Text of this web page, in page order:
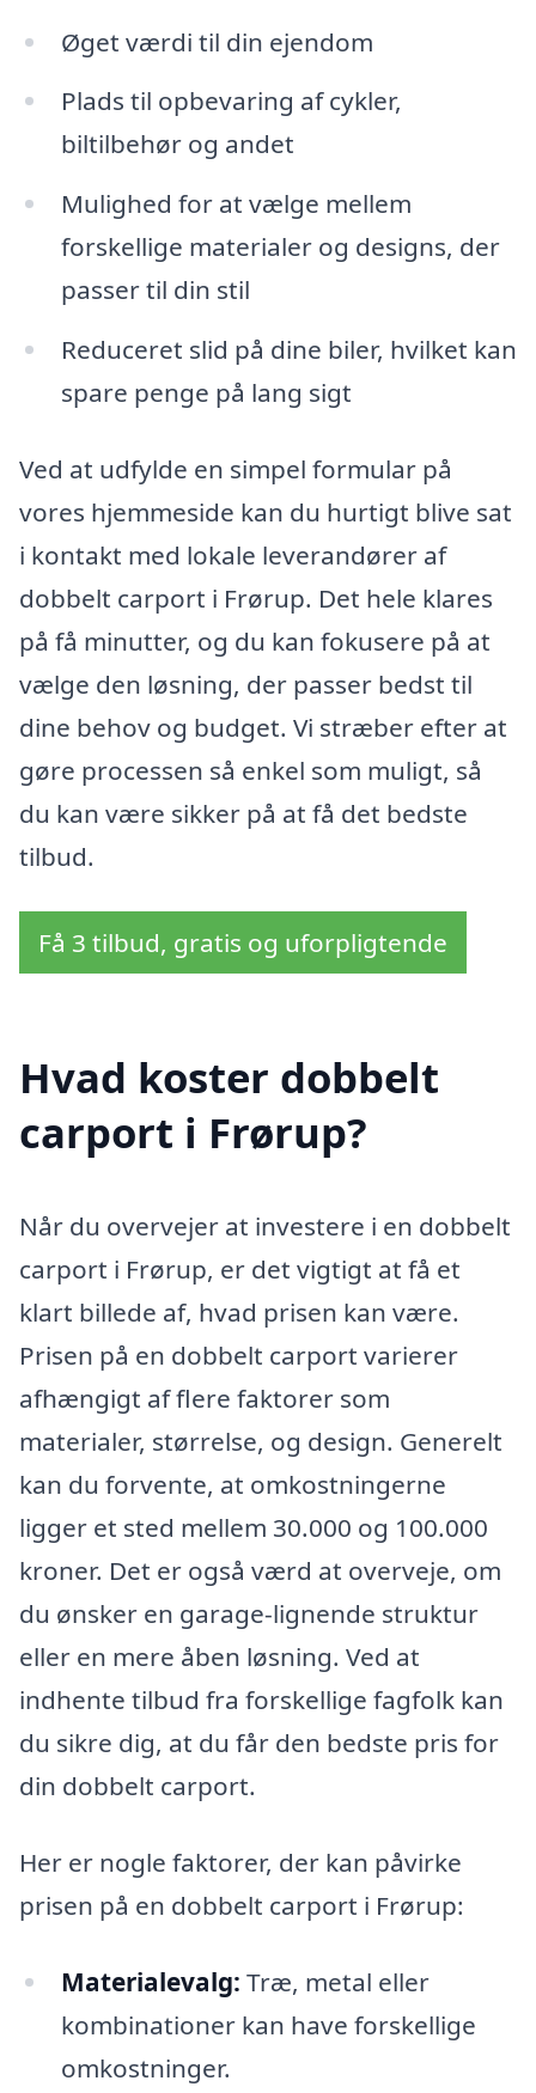
Øget værdi til din ejendom
Plads til opbevaring af cykler,
biltilbehør og andet
Mulighed for at vælge mellem
forskellige materialer og designs, der
passer til din stil
Reduceret slid på dine biler, hvilket kan
spare penge på lang sigt
Ved at udfylde en simpel formular på
vores hjemmeside kan du hurtigt blive sat
i kontakt med lokale leverandører af
dobbelt carport i Frørup. Det hele klares
på få minutter, og du kan fokusere på at
vælge den løsning, der passer bedst til
dine behov og budget. Vi stræber efter at
gøre processen så enkel som muligt, så
du kan være sikker på at få det bedste
tilbud.
Få 3 tilbud, gratis og uforpligtende
Hvad koster dobbelt
carport i Frørup?
Når du overvejer at investere i en dobbelt
carport i Frørup, er det vigtigt at få et
klart billede af, hvad prisen kan være.
Prisen på en dobbelt carport varierer
afhængigt af flere faktorer som
materialer, størrelse, og design. Generelt
kan du forvente, at omkostningerne
ligger et sted mellem 30.000 og 100.000
kroner. Det er også værd at overveje, om
du ønsker en garage-lignende struktur
eller en mere åben løsning. Ved at
indhente tilbud fra forskellige fagfolk kan
du sikre dig, at du får den bedste pris for
din dobbelt carport.
Her er nogle faktorer, der kan påvirke
prisen på en dobbelt carport i Frørup:
Materialevalg: Træ, metal eller
kombinationer kan have forskellige
omkostninger.